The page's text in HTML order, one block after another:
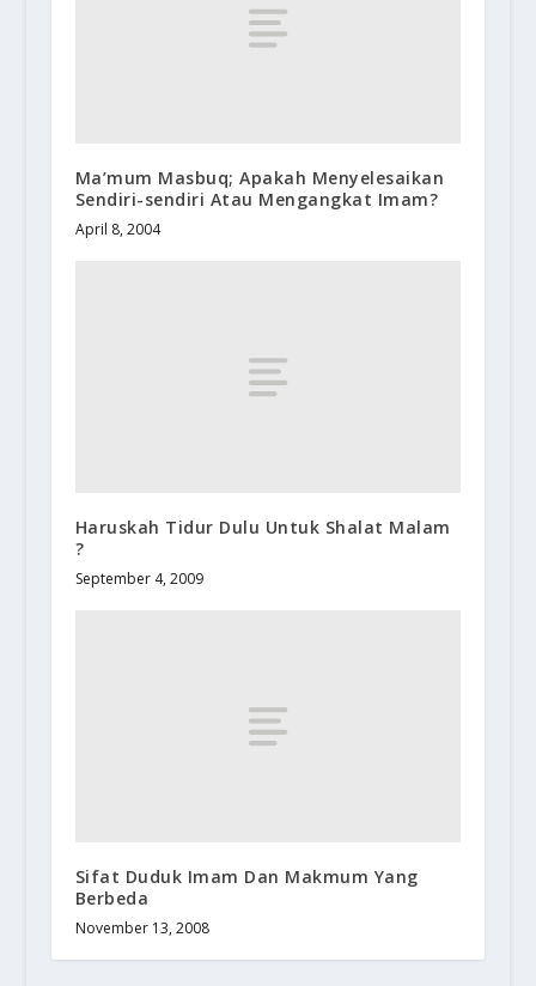
Ma’mum Masbuq; Apakah Menyelesaikan
Sendiri-sendiri Atau Mengangkat Imam?
April 8, 2004
Haruskah Tidur Dulu Untuk Shalat Malam
?
September 4, 2009
Sifat Duduk Imam Dan Makmum Yang
Berbeda
November 13, 2008